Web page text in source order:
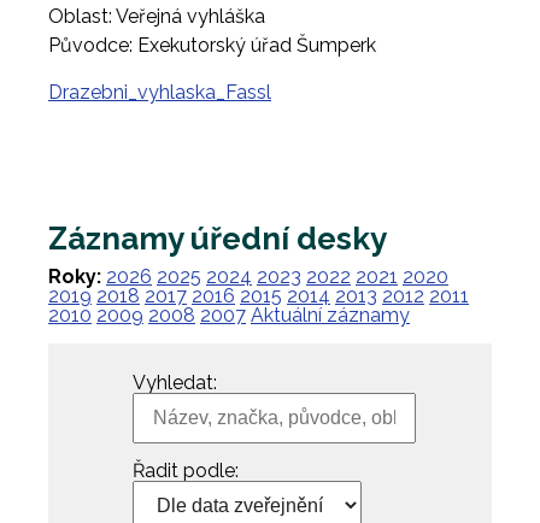
Oblast: Veřejná vyhláška
Původce: Exekutorský úřad Šumperk
Drazebni_vyhlaska_Fassl
Záznamy úřední desky
Roky: 2026 2025 2024 2023 2022 2021 2020
2019 2018 2017 2016 2015 2014 2013 2012 2011
2010 2009 2008 2007 Aktuální záznamy
Vyhledat:
Řadit podle: